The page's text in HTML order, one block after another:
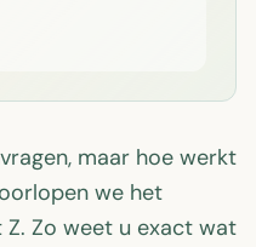
maar hoe werkt
we het
Zo weet u exact wat